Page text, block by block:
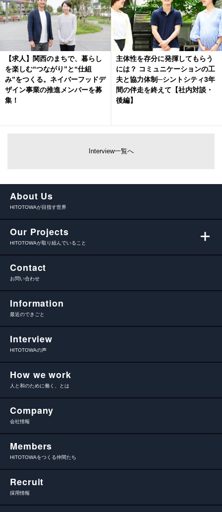
【求人】関西のまちで、暮らし
を楽しむ“つながり”と“仕組
み”をつくる。ネイバーフッドデ
ザイン事業の推進メンバーを募
集！
主体性を存分に発揮してもらう
には？ コミュニケーションの工
夫と協力体制─シントシティ3年
間の伴走を終えて【社内対談・
後編】
Interview一覧へ
About Us
HITOTOWAが目指す世界
Our Projects
HITOTOWAが取り組んでいること
Contact
お問い合わせ
Information
最近のできごと
Interview
HITOTOWAの声
How we work
人と和のために働く、とは
Company
会社情報
Members
HITOTOWAをつくる仲間たち
Recruit
採用情報